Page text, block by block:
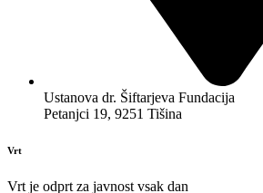
Ustanova dr. Šiftarjeva Fundacija
Petanjci 19, 9251 Tišina
Vrt
Vrt je odprt za javnost vsak dan